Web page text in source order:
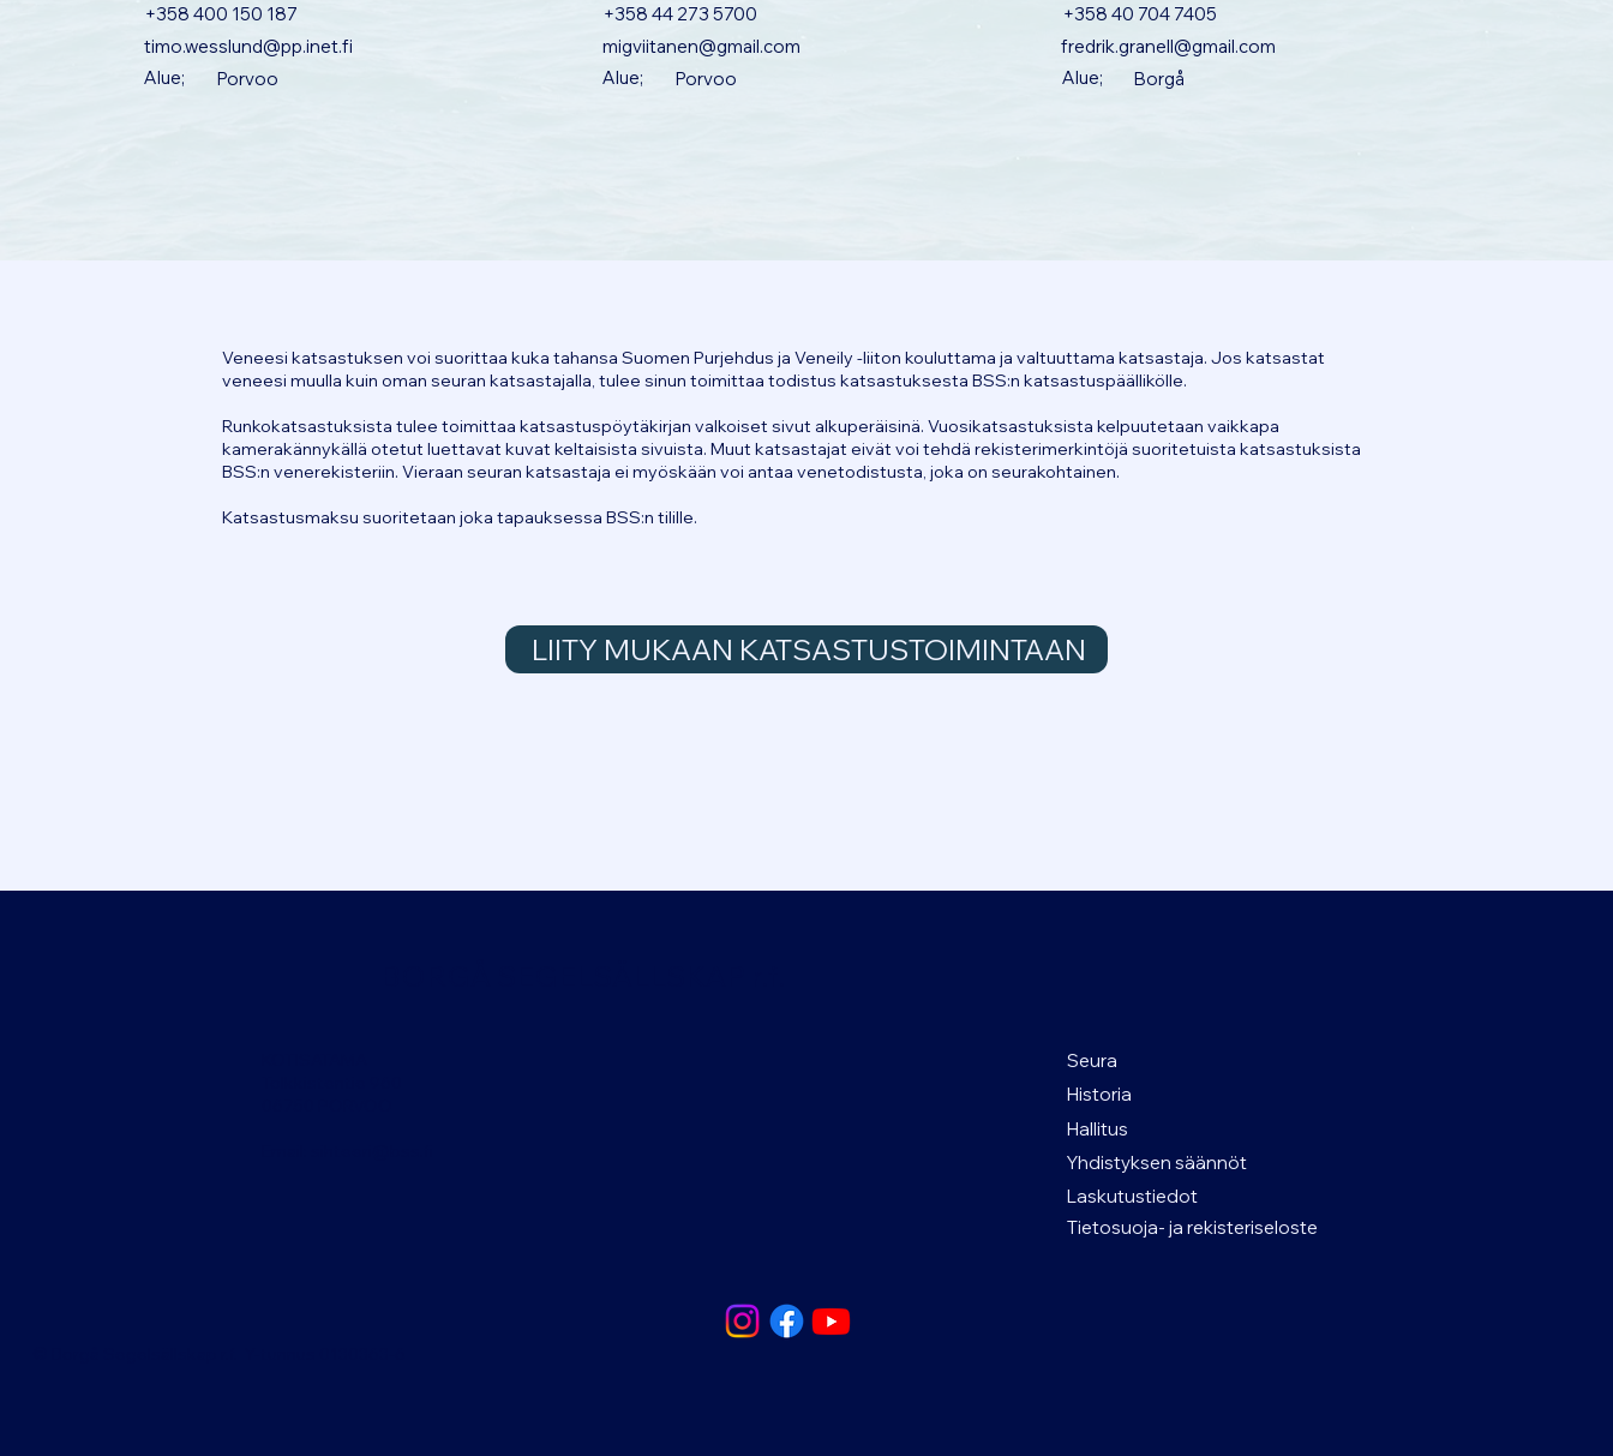
+358 400 150 187
timo.wesslund@pp.inet.fi
Porvoo
Alue;
+358 44 273 5700
migviitanen@gmail.com
Porvoo
Alue;
+358 40 704 7405
fredrik.granell@gmail.com
Borgå
Alue;
Veneesi katsastuksen voi suorittaa kuka tahansa Suomen Purjehdus ja Veneily -liiton kouluttama ja valtuuttama katsastaja. Jos katsastat
veneesi muulla kuin oman seuran katsastajalla, tulee sinun toimittaa todistus katsastuksesta BSS:n katsastuspäällikölle.
Runkokatsastuksista tulee toimittaa katsastuspöytäkirjan valkoiset sivut alkuperäisinä. Vuosikatsastuksista kelpuutetaan vaikkapa
kamerakännykällä otetut luettavat kuvat keltaisista sivuista. Muut katsastajat eivät voi tehdä rekisterimerkintöjä suoritetuista katsastuksista
BSS:n venerekisteriin. Vieraan seuran katsastaja ei myöskään voi antaa venetodistusta, joka on seurakohtainen.
Katsastusmaksu suoritetaan joka tapauksessa BSS:n tilille.
LIITY MUKAAN KATSASTUSTOIMINTAAN
Seura
Historia
Hallitus
Yhdistyksen säännöt
Tietosuoja- ja rekisteriseloste
Laskutustiedot